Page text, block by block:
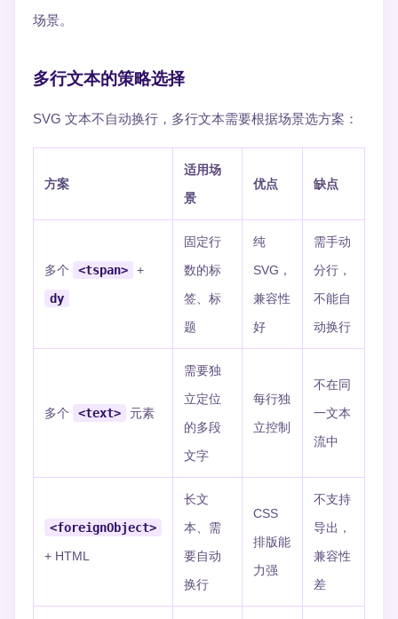
场景。
多行文本的策略选择
SVG 文本不自动换行，多行文本需要根据场景选方案：
方案
适用场
景
优点 缺点
多个 <tspan>
+
dy
固定行
数的标
签、标
题
纯
SVG，
兼容性
好
需手动
分行，
不能自
动换行
多个 <text> 元素
需要独
立定位
的多段
文字
每行独
立控制
不在同
一文本
流中
<foreignObject>
+ HTML
长文
本、需
要自动
换行
CSS
排版能
力强
不支持
导出，
兼容性
差